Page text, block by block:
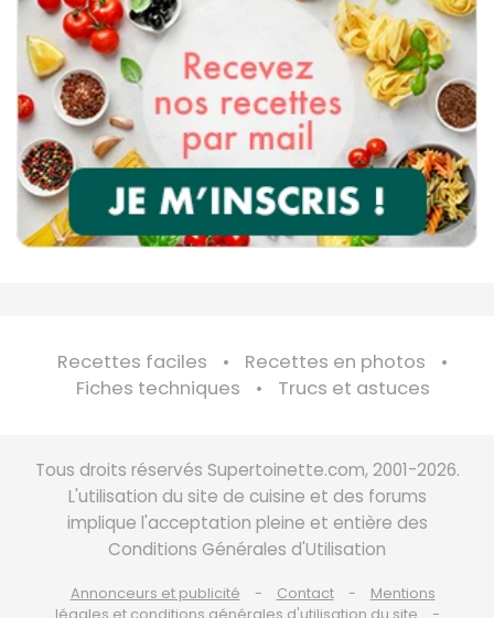
Recettes faciles
Recettes en photos
Fiches techniques
Trucs et astuces
Tous droits réservés Supertoinette.com, 2001-2026.
L'utilisation du site de cuisine et des forums
implique l'acceptation pleine et entière des
Conditions Générales d'Utilisation
Annonceurs et publicité Contact
Mentions